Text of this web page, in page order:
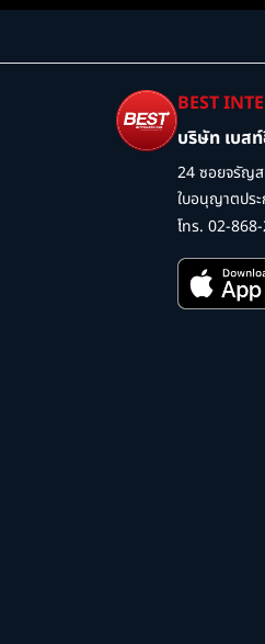
BEST
บริษัท เบส
24 ซอยจรัญส
ใบอนุญาตปร
โทร. 02-